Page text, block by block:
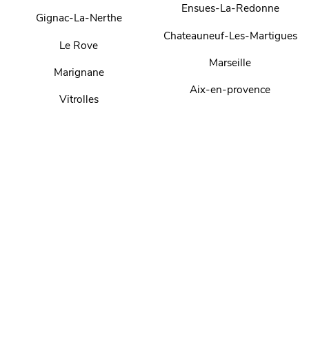
Gignac-La-Nerthe
Le Rove
Marignane
Vitrolles
Ensues-La-Redonne
Chateauneuf-Les-Martigues
Marseille
Aix-en-provence